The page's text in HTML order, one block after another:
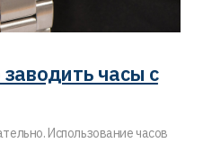
часы с
Использование часов